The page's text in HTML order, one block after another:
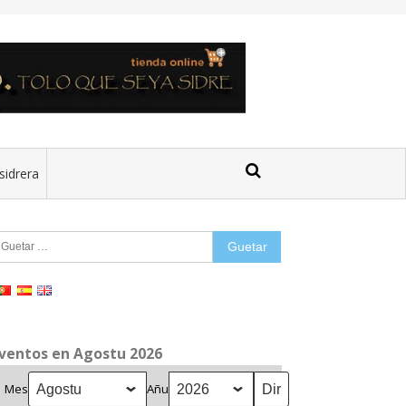
en Agostu 2026
Mes Añu